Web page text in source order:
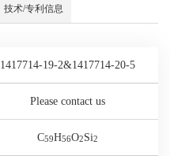
技术/专利信息
1417714-19-2&1417714-20-5
Please contact us
C59H56O2Si2